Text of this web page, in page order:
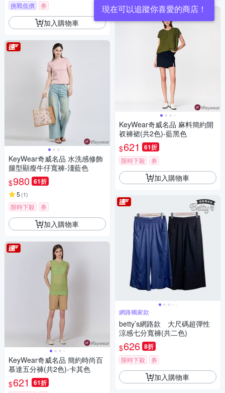
挑戰低價 券
加入購物車
KeyWear奇威名品 水洗感修飾
腿型顯瘦牛仔寬褲-淺藍色
$980 61折
5 (1)
限時下殺 券
加入購物車
KeyWear奇威名品 簡約時尚百
慕達五分褲(共2色)-卡其色
$621 61折
現在可以追蹤你喜愛的商店！
KeyWear奇威名品 麻料簡約開
衩褲裙(共2色)-藍黑色
$621 61折
限時下殺 券
加入購物車
網路獨家款
betty’s網路款 大尺碼超彈性
涼感七分寬褲(共二色)
$626 8折
限時下殺 券
加入購物車